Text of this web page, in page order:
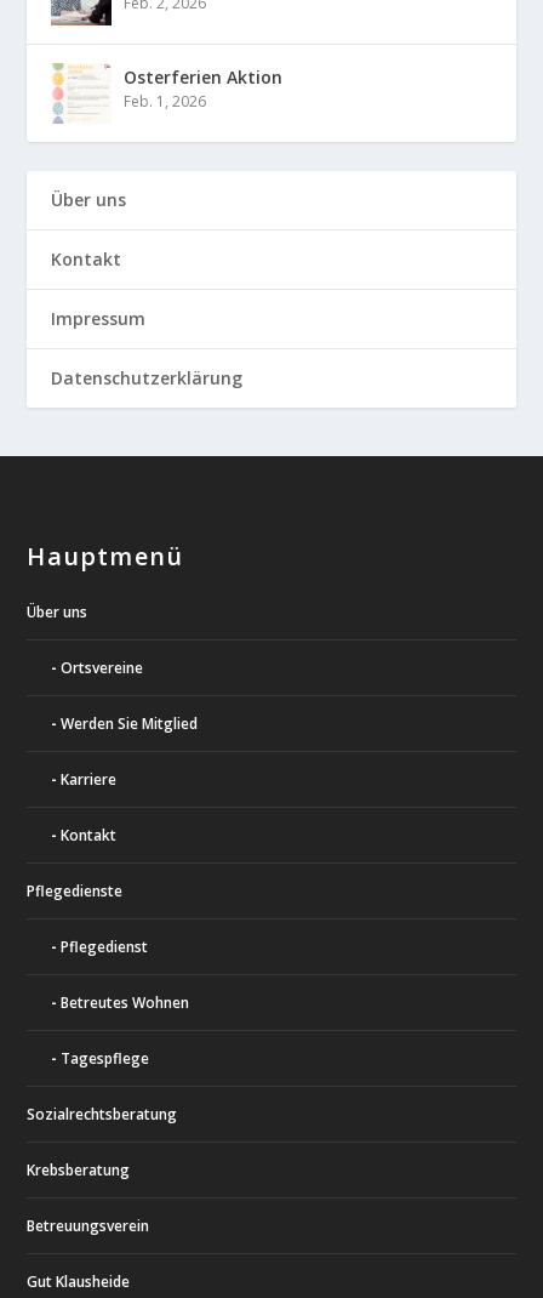
Osterferien Aktion
Feb. 1, 2026
Über uns
Kontakt
Impressum
Datenschutzerklärung
Hauptmenü
Über uns
Ortsvereine
Werden Sie Mitglied
Karriere
Kontakt
Pflegedienste
Pflegedienst
Betreutes Wohnen
Tagespflege
Sozialrechtsberatung
Krebsberatung
Betreuungsverein
Gut Klausheide